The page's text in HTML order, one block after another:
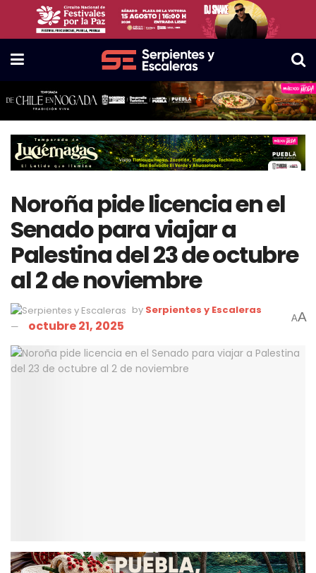
Noroña pide licencia en el
Senado para viajar a
Palestina del 23 de octubre
al 2 de noviembre
by Serpientes y Escaleras
octubre 21, 2025 AA